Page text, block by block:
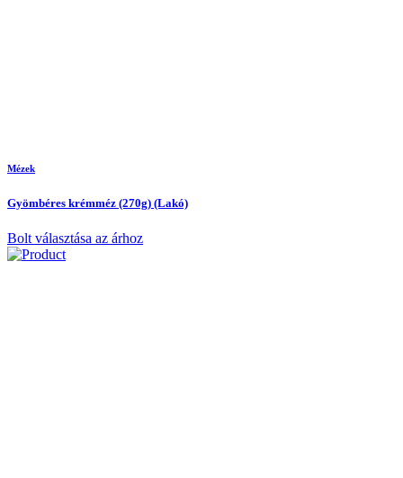
Mézek
Gyömbéres krémméz (270g) (Lakó)
Bolt választása az árhoz